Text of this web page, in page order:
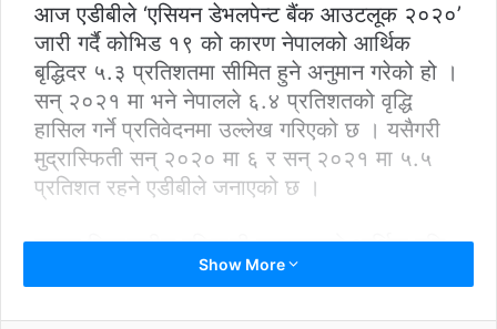
आज एडीबीले ‘एसियन डेभलपेन्ट बैंक आउटलूक २०२०’
जारी गर्दै कोभिड १९ को कारण नेपालको आर्थिक
बृद्धिदर ५.३ प्रतिशतमा सीमित हुने अनुमान गरेको हो ।
सन् २०२१ मा भने नेपालले ६.४ प्रतिशतको वृद्धि
हासिल गर्ने प्रतिवेदनमा उल्लेख गरिएको छ । यसैगरी
मुद्रास्फिती सन् २०२० मा ६ र सन् २०२१ मा ५.५
प्रतिशत रहने एडीबीले जनाएको छ ।
समग्र विकासशील एशियाली मुलुकहरुको आर्थिक वृद्धि
सन् २०२० मा २.२ प्रतिशत र सन् २०२१ मा ६.२
Show More